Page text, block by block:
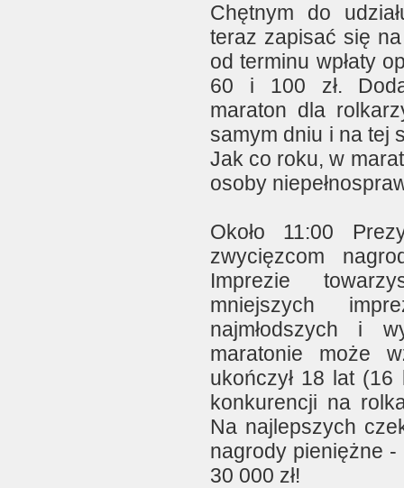
Chętnym do
teraz zapisać się
od terminu wpłaty
60 i 100 zł.
maraton dla
samym dniu i na tej
Jak co roku, w
osoby
Około 11:00
zwycięzcom
Imprezie
mniejszych
najmłodszych i
maratonie może
ukończył 18 lat (16
konkurencji na
Na najlepszych
nagrody pieniężne
30 000 zł!